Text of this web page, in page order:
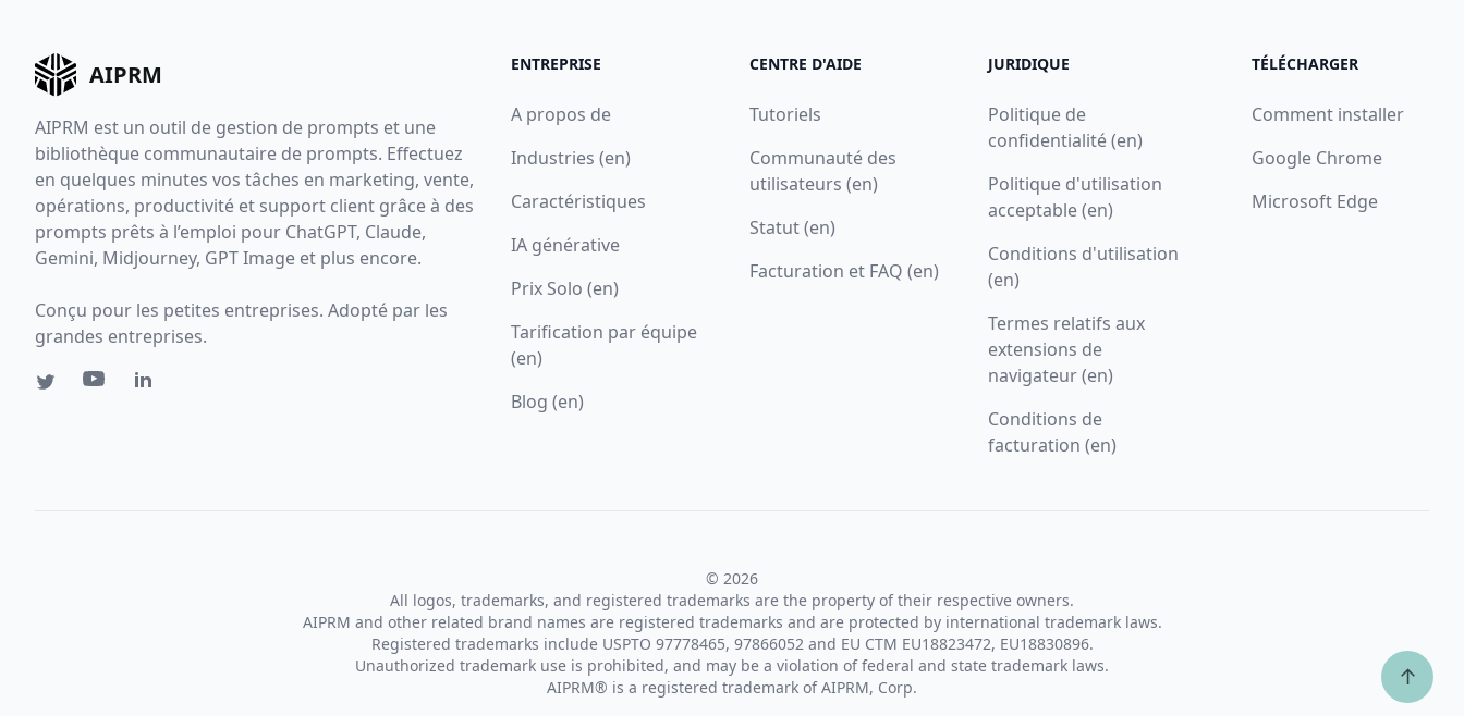
AIPRM
AIPRM est un outil de gestion de prompts et une
bibliothèque communautaire de prompts. Effectuez
en quelques minutes vos tâches en marketing, vente,
opérations, productivité et support client grâce à des
prompts prêts à l’emploi pour ChatGPT, Claude,
Gemini, Midjourney, GPT Image et plus encore.
Conçu pour les petites entreprises. Adopté par les
grandes entreprises.
ENTREPRISE
A propos de
Industries (en)
Caractéristiques
IA générative
Prix Solo (en)
Tarification par équipe
(en)
Blog (en)
CENTRE D'AIDE
Tutoriels
Communauté des
utilisateurs (en)
Statut (en)
Facturation et FAQ (en)
JURIDIQUE
Politique de
confidentialité (en)
Politique d'utilisation
acceptable (en)
Conditions d'utilisation
(en)
Termes relatifs aux
extensions de
navigateur (en)
Conditions de
facturation (en)
TÉLÉCHARGER
Comment installer
Google Chrome
Microsoft Edge
© 2026
All logos, trademarks, and registered trademarks are the property of their respective owners.
AIPRM and other related brand names are registered trademarks and are protected by international trademark laws.
Registered trademarks include USPTO 97778465, 97866052 and EU CTM EU18823472, EU18830896.
Unauthorized trademark use is prohibited, and may be a violation of federal and state trademark laws.
AIPRM® is a registered trademark of AIPRM, Corp.
↑